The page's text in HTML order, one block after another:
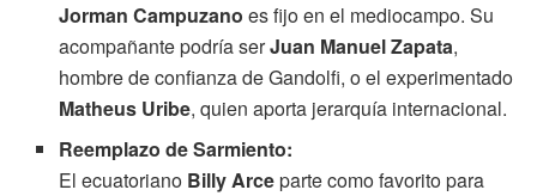
Jorman Campuzano es fijo en el mediocampo. Su
acompañante podría serJuan Manuel Zapata,
hombre de confianza de Gandolfi, o el experimentado
Matheus Uribe, quien aporta jerarquía internacional.
Reemplazo de Sarmiento:
El ecuatoriano Billy Arceparte como favorito para